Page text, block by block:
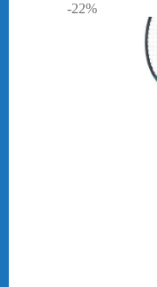
-22%